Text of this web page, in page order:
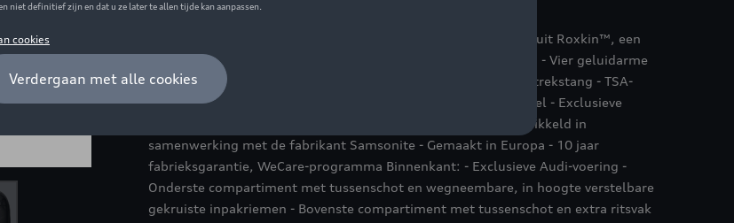
Beschrijving
Lichte hardshell reiskoffer in handbagageformaat vervaardigd uit Roxkin™, een
exclusief materiaal met meerdere lagen - Tweewegrits rondom - Vier geluidarme
dubbele zwenkwielen, 360° draaibaar - Uitschuifbare dubbele trekstang - TSA-
combinatieslot - Boven- en zijhandgreep - Uittrekbaar adreslabel - Exclusieve
branding met Audi-ringen, co-branding met Samsonite - Ontwikkeld in
samenwerking met de fabrikant Samsonite - Gemaakt in Europa - 10 jaar
fabrieksgarantie, WeCare-programma Binnenkant: - Exclusieve Audi-voering -
Onderste compartiment met tussenschot en wegneembare, in hoogte verstelbare
gekruiste inpakriemen - Bovenste compartiment met tussenschot en extra ritsvak